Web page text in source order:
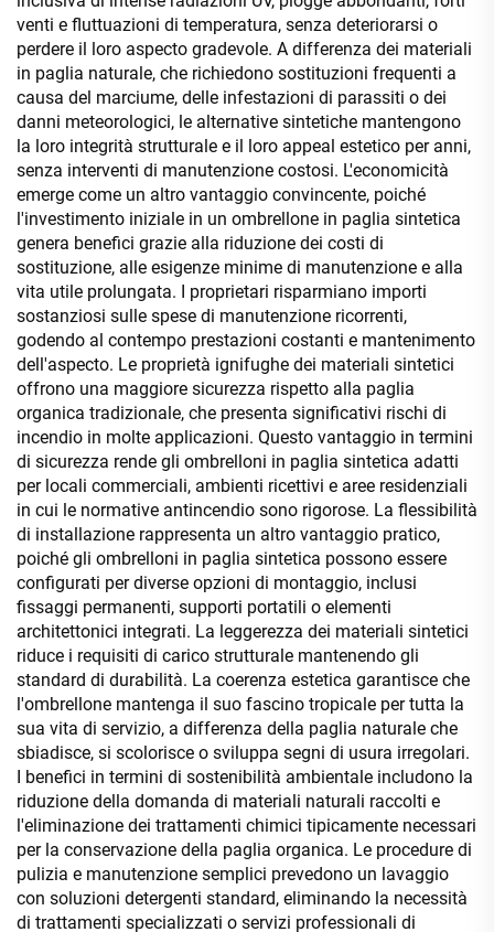
venti e fluttuazioni di temperatura, senza deteriorarsi o
perdere il loro aspecto gradevole. A differenza dei materiali
in paglia naturale, che richiedono sostituzioni frequenti a
causa del marciume, delle infestazioni di parassiti o dei
danni meteorologici, le alternative sintetiche mantengono
la loro integrità strutturale e il loro appeal estetico per anni,
senza interventi di manutenzione costosi. L'economicità
emerge come un altro vantaggio convincente, poiché
l'investimento iniziale in un ombrellone in paglia sintetica
genera benefici grazie alla riduzione dei costi di
sostituzione, alle esigenze minime di manutenzione e alla
vita utile prolungata. I proprietari risparmiano importi
sostanziosi sulle spese di manutenzione ricorrenti,
godendo al contempo prestazioni costanti e mantenimento
dell'aspecto. Le proprietà ignifughe dei materiali sintetici
offrono una maggiore sicurezza rispetto alla paglia
organica tradizionale, che presenta significativi rischi di
incendio in molte applicazioni. Questo vantaggio in termini
di sicurezza rende gli ombrelloni in paglia sintetica adatti
per locali commerciali, ambienti ricettivi e aree residenziali
in cui le normative antincendio sono rigorose. La flessibilità
di installazione rappresenta un altro vantaggio pratico,
poiché gli ombrelloni in paglia sintetica possono essere
configurati per diverse opzioni di montaggio, inclusi
fissaggi permanenti, supporti portatili o elementi
architettonici integrati. La leggerezza dei materiali sintetici
riduce i requisiti di carico strutturale mantenendo gli
standard di durabilità. La coerenza estetica garantisce che
l'ombrellone mantenga il suo fascino tropicale per tutta la
sua vita di servizio, a differenza della paglia naturale che
sbiadisce, si scolorisce o sviluppa segni di usura irregolari.
I benefici in termini di sostenibilità ambientale includono la
riduzione della domanda di materiali naturali raccolti e
l'eliminazione dei trattamenti chimici tipicamente necessari
per la conservazione della paglia organica. Le procedure di
pulizia e manutenzione semplici prevedono un lavaggio
con soluzioni detergenti standard, eliminando la necessità
di trattamenti specializzati o servizi professionali di